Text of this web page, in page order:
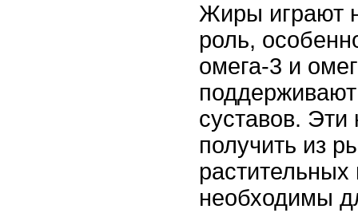
Жиры играют
роль,
омега-3 и
суставов.
получить из
необходимы